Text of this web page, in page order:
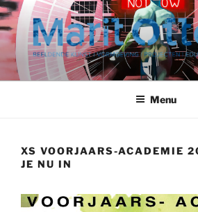
Ga
naar
de
inhoud
Menu
XS VOORJAARS-ACADEMIE
JE NU IN